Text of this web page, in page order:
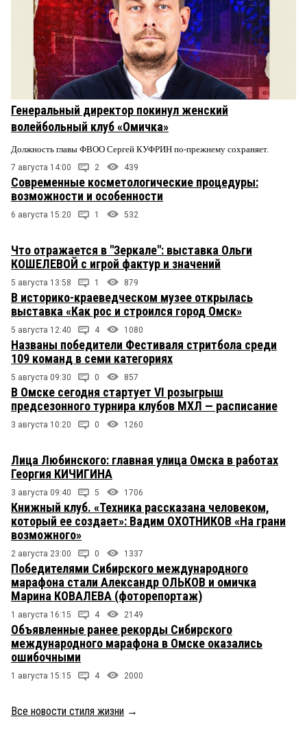
Генеральный директор покинул женский
волейбольный клуб «Омичка»
Должность главы ФВОО Сергей КУФРИН по-прежнему сохраняет.
7 августа 14:00 2 439
Современные косметологические процедуры:
возможности и особенности
6 августа 15:20 1 532
Что отражается в "Зеркале": выставка Ольги
КОШЕЛЕВОЙ с игрой фактур и значений
5 августа 13:58 1 879
В историко-краеведческом музее открылась
выставка «Как рос и строился город Омск»
5 августа 12:40 4 1080
Названы победители Фестиваля стритбола среди
109 команд в семи категориях
5 августа 09:30 0 857
В Омске сегодня стартует VI розыгрыш
предсезонного турнира клубов МХЛ — расписание
3 августа 10:20 0 1260
Лица Любинского: главная улица Омска в работах
Георгия КИЧИГИНА
3 августа 09:40 5 1706
Книжный клуб. «Техника рассказана человеком,
который ее создает»: Вадим ОХОТНИКОВ «На грани
возможного»
2 августа 23:00 0 1337
Победителями Сибирского международного
марафона стали Александр ОЛЬКОВ и омичка
Марина КОВАЛЕВА (фоторепортаж)
1 августа 16:15 4 2149
Объявленные ранее рекорды Сибирского
международного марафона в Омске оказались
ошибочными
1 августа 15:15 4 2000
Все новости стиля жизни →